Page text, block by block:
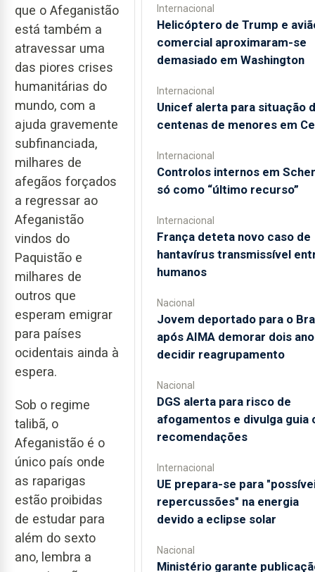
que o Afeganistão
está também a
atravessar uma
das piores crises
humanitárias do
mundo, com a
ajuda gravemente
subfinanciada,
milhares de
afegãos forçados
a regressar ao
Afeganistão
vindos do
Paquistão e
milhares de
outros que
esperam emigrar
para países
ocidentais ainda à
espera.
Sob o regime
talibã, o
Afeganistão é o
único país onde
as raparigas
estão proibidas
de estudar para
além do sexto
ano, lembra a
Internacional
Helicóptero de Trump e
comercial aproximaram-se
demasiado em Washington
Internacional
Unicef alerta para situação
centenas de menores em
Internacional
Controlos internos em
só como “último recurso”
Internacional
França deteta novo caso de
hantavírus transmissível
humanos
Nacional
Jovem deportado para o
após AIMA demorar dois
decidir reagrupamento
Nacional
DGS alerta para risco de
afogamentos e divulga guia
recomendações
Internacional
UE prepara-se para
repercussões" na energia
devido a eclipse solar
Nacional
Ministério garante